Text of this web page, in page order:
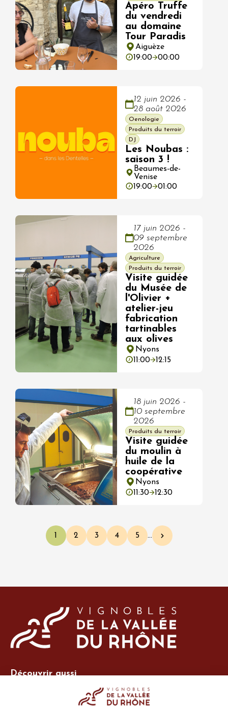
Apéro Truffe
du vendredi
au domaine
Tour Paradis
Aiguèze
19:00
00:00
12 juin 2026 -
28 août 2026
Oenologie
Produits du terroir
DJ
Les Noubas :
saison 3 !
Beaumes-de-
Venise
19:00
01:00
17 juin 2026 -
09 septembre
2026
Agriculture
Produits du terroir
Visite guidée
du Musée de
l'Olivier +
atelier-jeu
fabrication
tartinables
aux olives
Nyons
11:00
12:15
18 juin 2026 -
10 septembre
2026
Produits du terroir
Visite guidée
du moulin à
huile de la
coopérative
Nyons
11:30
12:30
Pagination
Page courante
1 Page
2 Page
3 Page
4 Page
5 … Page suivante
Découvrir aussi